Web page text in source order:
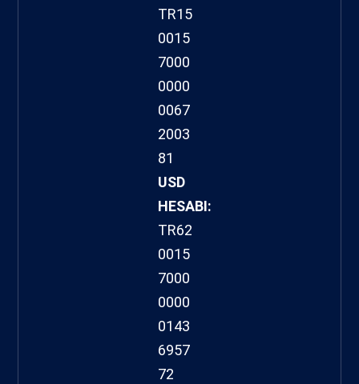
TR15
0015
7000
0000
0067
2003
81
USD
HESABI:
TR62
0015
7000
0000
0143
6957
72